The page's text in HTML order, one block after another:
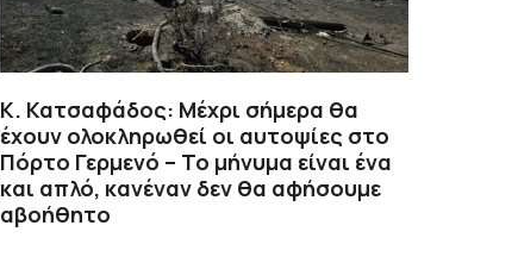
Κ. Κατσαφάδος: Μέχρι σήμερα θα
έχουν ολοκληρωθεί οι αυτοψίες στο
Πόρτο Γερμενό – Το μήνυμα είναι ένα
και απλό, κανέναν δεν θα αφήσουμε
αβοήθητο